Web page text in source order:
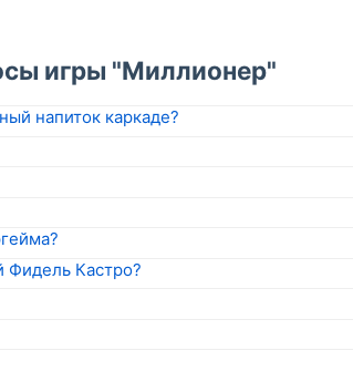
игры "Миллионер"
напиток каркаде?
Фидель Кастро?